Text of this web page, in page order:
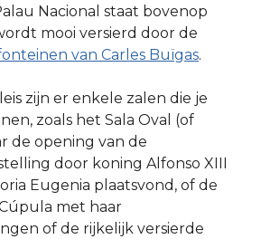
Nacional staat bovenop
mooi versierd door de
van Carles Buïgas.
zijn er enkele zalen die je
zoals het Sala Oval (of
de opening van de
door koning Alfonso XIII
Eugenia plaatsvond, of de
met haar
of de rijkelijk versierde